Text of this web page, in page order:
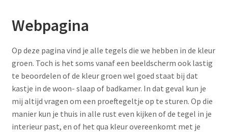
Webpagina
Op deze pagina vind je alle tegels die we hebben in de kleur
groen. Toch is het soms vanaf een beeldscherm ook lastig
te beoordelen of de kleur groen wel goed staat bij dat
kastje in de woon- slaap of badkamer. In dat geval kun je
mij altijd vragen om een proeftegeltje op te sturen. Op die
manier kun je thuis in alle rust even kijken of de tegel in je
interieur past, en of het qua kleur overeenkomt met je